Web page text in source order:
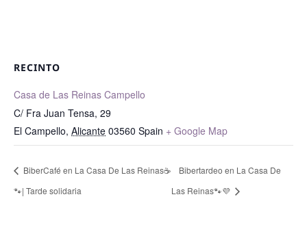
RECINTO
Casa de Las Reinas Campello
C/ Fra Juan Tensa, 29
El Campello, Alicante 03560 Spain + Google Map
BiberCafé en La Casa De Las Reinas☕
🐾| Tarde solidaria
Bibertardeo en La Casa De
Las Reinas🐾💜